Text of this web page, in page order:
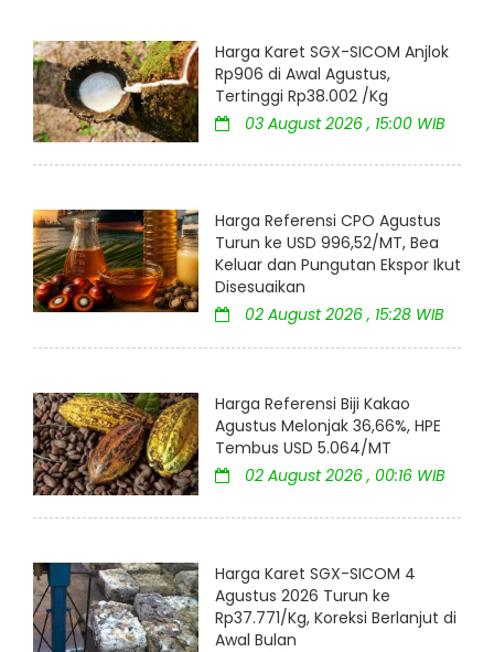
Harga Karet SGX-SICOM Anjlok
Rp906 di Awal Agustus,
Tertinggi Rp38.002 /Kg
03 August 2026 , 15:00 WIB
Harga Referensi CPO Agustus
Turun ke USD 996,52/MT, Bea
Keluar dan Pungutan Ekspor Ikut
Disesuaikan
02 August 2026 , 15:28 WIB
Harga Referensi Biji Kakao
Agustus Melonjak 36,66%, HPE
Tembus USD 5.064/MT
02 August 2026 , 00:16 WIB
Harga Karet SGX-SICOM 4
Agustus 2026 Turun ke
Rp37.771/Kg, Koreksi Berlanjut di
Awal Bulan